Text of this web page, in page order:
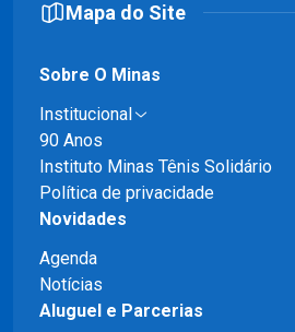
Mapa do Site
Sobre O Minas
Institucional
90 Anos
Instituto Minas Tênis Solidário
Política de privacidade
Novidades
Agenda
Notícias
Aluguel e Parcerias